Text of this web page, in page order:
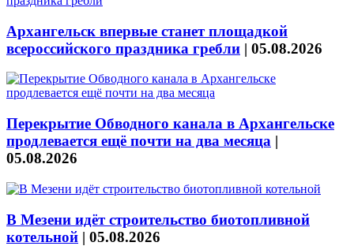
Архангельск впервые станет площадкой
всероссийского праздника гребли | 05.08.2026
Перекрытие Обводного канала в Архангельске
продлевается ещё почти на два месяца |
05.08.2026
В Мезени идёт строительство биотопливной
котельной | 05.08.2026